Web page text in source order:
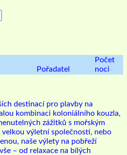
Pořadatel
Počet
noci
destinací pro plavby na
kombinaci koloniálního kouzla,
zážitků s mořským
výletní společností, nebo
naše výlety na pobřeží
– od relaxace na bílých